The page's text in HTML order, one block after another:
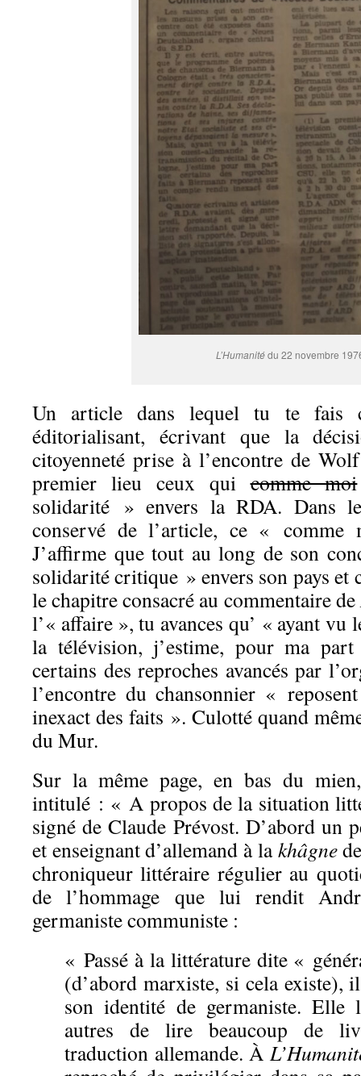
L’Humanitédu 22 novembre
Un article dans lequel tu te fais
éditorialisant, écrivant que la
citoyenneté prise à l’encontre de
premier lieu ceux quicomme moi
solidarité » envers la RDA. Dans
conservé de l’article, ce «
J’affirme que tout au long de son
solidarité critique » envers son pays et
le chapitre consacré au commentaire de
l’« affaire », tu avances qu’ « ayant vu
la télévision, j’estime, pour ma
certains des reproches avancés par
l’encontre du chansonnier «
inexact des faits ». Culotté quand
du Mur.
Sur la même page, en bas du
intitulé : « A propos de la situation
signé de Claude Prévost. D’abord un
et enseignant d’allemand à lakhâgne
chroniqueur littéraire régulier au
de l’hommage que lui rendit
germaniste communiste :
« Passé à la littérature dite «
(d’abord marxiste, si cela existe),
son identité de germaniste. Elle
autres de lire beaucoup de
traduction allemande. À